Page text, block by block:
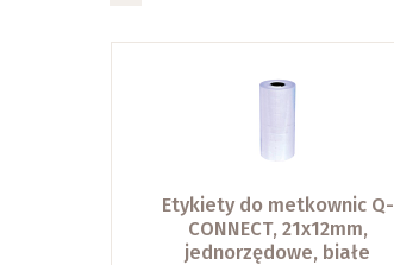
Etykiety do metkownic Q-
CONNECT, 21x12mm,
jednorzędowe, białe